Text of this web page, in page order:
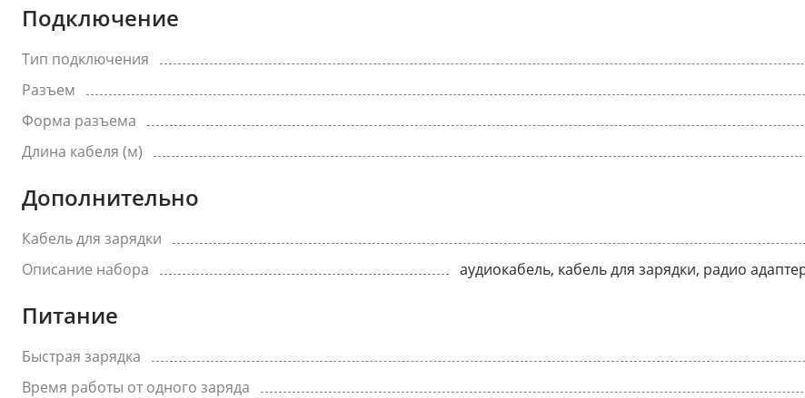
Подключение
Тип подключения
Разъем
Форма разъема
Длина кабеля (м)
Дополнительно
Кабель для зарядки
Описание набора
аудиокабель, кабель для зарядки, радио
Питание
Быстрая зарядка
Время работы от одного заряда